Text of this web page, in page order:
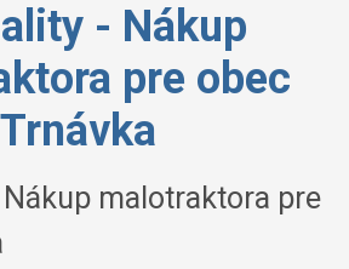
- Nákup
pre obec
Trnávka
malotraktora pre